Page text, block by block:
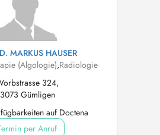
MARKUS HAUSER
(Algologie),Radiologie
324,
3073 Gümligen
auf Doctena
per Anruf